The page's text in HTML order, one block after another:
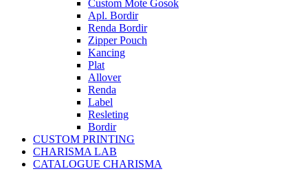
Custom Mote Gosok
Apl. Bordir
Renda Bordir
Zipper Pouch
Kancing
Plat
Allover
Renda
Label
Resleting
Bordir
CUSTOM PRINTING
CHARISMA LAB
CATALOGUE CHARISMA